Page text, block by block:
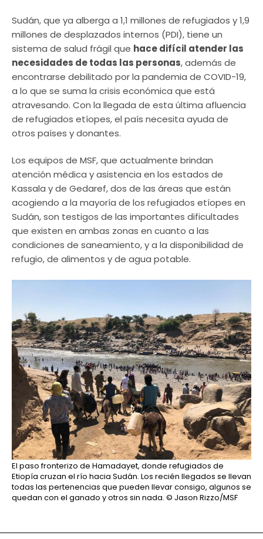
Sudán, que ya alberga a 1,1 millones de refugiados y 1,9
millones de desplazados internos (PDI), tiene un
sistema de salud frágil que hace difícil atender las
necesidades de todas las personas, además de
encontrarse debilitado por la pandemia de COVID-19,
a lo que se suma la crisis económica que está
atravesando. Con la llegada de esta última afluencia
de refugiados etíopes, el país necesita ayuda de
otros países y donantes.
Los equipos de MSF, que actualmente brindan
atención médica y asistencia en los estados de
Kassala y de Gedaref, dos de las áreas que están
acogiendo a la mayoría de los refugiados etíopes en
Sudán, son testigos de las importantes dificultades
que existen en ambas zonas en cuanto a las
condiciones de saneamiento, y a la disponibilidad de
refugio, de alimentos y de agua potable.
El paso fronterizo de Hamadayet, donde refugiados de
Etiopía cruzan el río hacia Sudán. Los recién llegados se llevan
todas las pertenencias que pueden llevar consigo, algunos se
quedan con el ganado y otros sin nada. © Jason Rizzo/MSF